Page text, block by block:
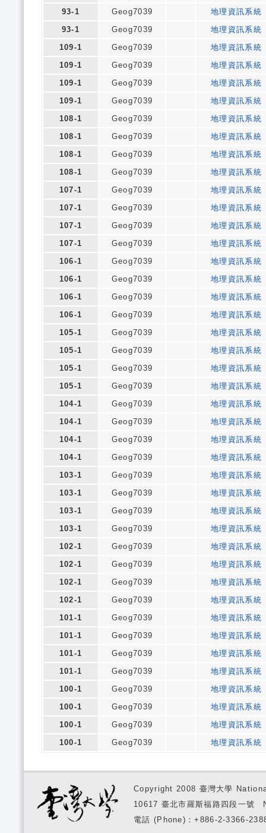
93-1
Geog7039
地理資訊系統
93-1
Geog7039
地理資訊系統
109-1
Geog7039
地理資訊系統
109-1
Geog7039
地理資訊系統
109-1
Geog7039
地理資訊系統
109-1
Geog7039
地理資訊系統
108-1
Geog7039
地理資訊系統
108-1
Geog7039
地理資訊系統
108-1
Geog7039
地理資訊系統
108-1
Geog7039
地理資訊系統
107-1
Geog7039
地理資訊系統
107-1
Geog7039
地理資訊系統
107-1
Geog7039
地理資訊系統
107-1
Geog7039
地理資訊系統
106-1
Geog7039
地理資訊系統
106-1
Geog7039
地理資訊系統
106-1
Geog7039
地理資訊系統
106-1
Geog7039
地理資訊系統
105-1
Geog7039
地理資訊系統
105-1
Geog7039
地理資訊系統
105-1
Geog7039
地理資訊系統
105-1
Geog7039
地理資訊系統
104-1
Geog7039
地理資訊系統
104-1
Geog7039
地理資訊系統
104-1
Geog7039
地理資訊系統
104-1
Geog7039
地理資訊系統
103-1
Geog7039
地理資訊系統
103-1
Geog7039
地理資訊系統
103-1
Geog7039
地理資訊系統
103-1
Geog7039
地理資訊系統
102-1
Geog7039
地理資訊系統
102-1
Geog7039
地理資訊系統
102-1
Geog7039
地理資訊系統
102-1
Geog7039
地理資訊系統
101-1
Geog7039
地理資訊系統
101-1
Geog7039
地理資訊系統
101-1
Geog7039
地理資訊系統
101-1
Geog7039
地理資訊系統
100-1
Geog7039
地理資訊系統
100-1
Geog7039
地理資訊系統
100-1
Geog7039
地理資訊系統
100-1
Geog7039 地理資訊系統
Copyright 2008 臺灣大學
10617 臺北市羅斯福路四段一
電話 (Phone)：+886-2-3366-